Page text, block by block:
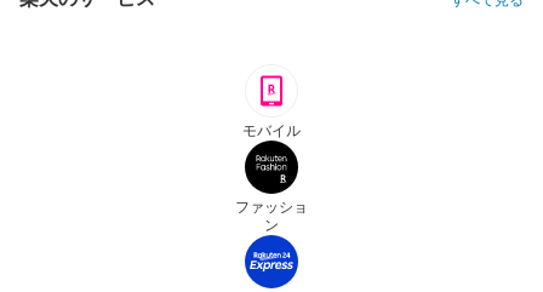
モバイル
ファッショ
ン